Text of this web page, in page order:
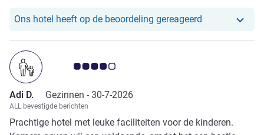
Ons hotel heeft op de beoordeling gereageerd Ons hotel
Avis-klantbeoordeling 4.0/5
Adi D. Gezinnen - 30-7-2026
ALL bevestigde berichten
Prachtige hotel met leuke faciliteiten voor de kinderen.